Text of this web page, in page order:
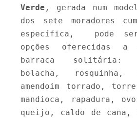
Verde , gerada num
dos sete moradores
específica, pode ser
opções oferecidas a
barraca solitária:
bolacha, rosquinha,
amendoim torrado,
mandioca, rapadura,
queijo, caldo de cana,